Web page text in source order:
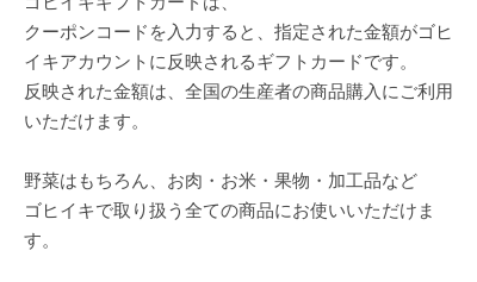
クーポンコードを入力すると、指定された金額がゴヒ
イキアカウントに反映されるギフトカードです。
反映された金額は、全国の生産者の商品購入にご利用
いただけます。
野菜はもちろん、お肉・お米・果物・加工品など
ゴヒイキで取り扱う全ての商品にお使いいただけま
す。